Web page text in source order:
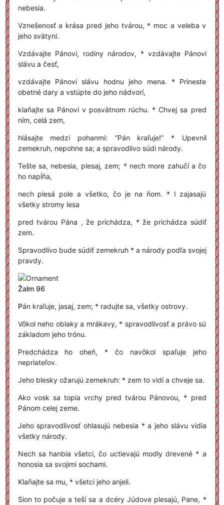
nebesia.
Vznešenosť a krása pred jeho tvárou, * moc a veleba v
jeho svätyni.
Vzdávajte Pánovi, rodiny národov, * vzdávajte Pánovi
slávu a česť,
vzdávajte Pánovi slávu hodnu jeho mena. * Prineste
obetné dary a vstúpte do jeho nádvorí,
klaňajte sa Pánovi v posvätnom rúchu. * Chvej sa pred
ním, celá zem,
hlásajte medzi pohanmi: “Pán kraľuje!” * Upevnil
zemekruh, nepohne sa; a spravodlivo súdi národy.
Tešte sa, nebesia, plesaj, zem; * nech more zahučí a čo
ho napĺňa,
nech plesá pole a všetko, čo je na ňom. * I zajasajú
všetky stromy lesa
pred tvárou Pána , že prichádza, * že prichádza súdiť
zem.
Spravodlivo bude súdiť zemekruh * a národy podľa svojej
pravdy.
Žalm 96
Pán kraľuje, jasaj, zem; * radujte sa, všetky ostrovy.
Vôkol neho oblaky a mrákavy, * spravodlivosť a právo sú
základom jeho trónu.
Predchádza ho oheň, * čo navôkol spaľuje jeho
nepriateľov.
Jeho blesky ožarujú zemekruh: * zem to vidí a chveje sa.
Ako vosk sa topia vrchy pred tvárou Pánovou, * pred
Pánom celej zeme.
Jeho spravodlivosť ohlasujú nebesia * a jeho slávu vidia
všetky národy.
Nech sa hanbia všetci, čo uctievajú modly drevené * a
honosia sa svojimi sochami.
Klaňajte sa mu, * všetci jeho anjeli.
Sion to počuje a teší sa a dcéry Júdove plesajú, Pane, *